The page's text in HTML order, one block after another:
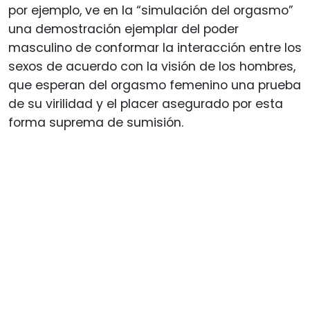
por ejemplo, ve en la “simulación del orgasmo”
una demostración ejemplar del poder
masculino de conformar la interacción entre los
sexos de acuerdo con la visión de los hombres,
que esperan del orgasmo femenino una prueba
de su virilidad y el placer asegurado por esta
forma suprema de sumisión.